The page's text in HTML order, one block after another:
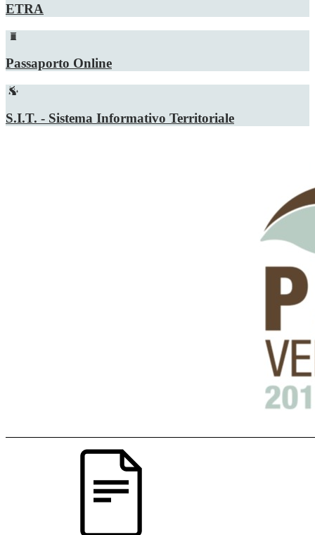
ETRA
Passaporto Online
S.I.T. - Sistema Informativo Territoriale